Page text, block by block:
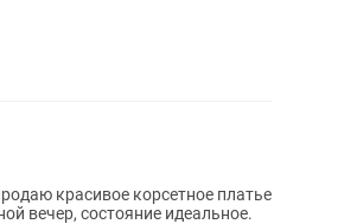
вечер, состояние идеальное.